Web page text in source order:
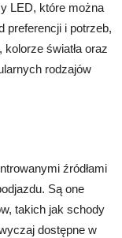
LED, które można
preferencji i potrzeb,
światła oraz
rodzajów
źródłami
Są one
takich jak schody
dostępne w